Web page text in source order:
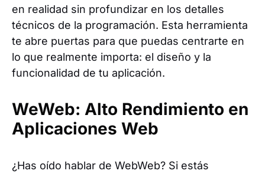
en realidad sin profundizar en los detalles
técnicos de la programación. Esta herramienta
te abre puertas para que puedas centrarte en
lo que realmente importa: el diseño y la
funcionalidad de tu aplicación.
WeWeb: Alto Rendimiento en
Aplicaciones Web
¿Has oído hablar de WebWeb? Si estás